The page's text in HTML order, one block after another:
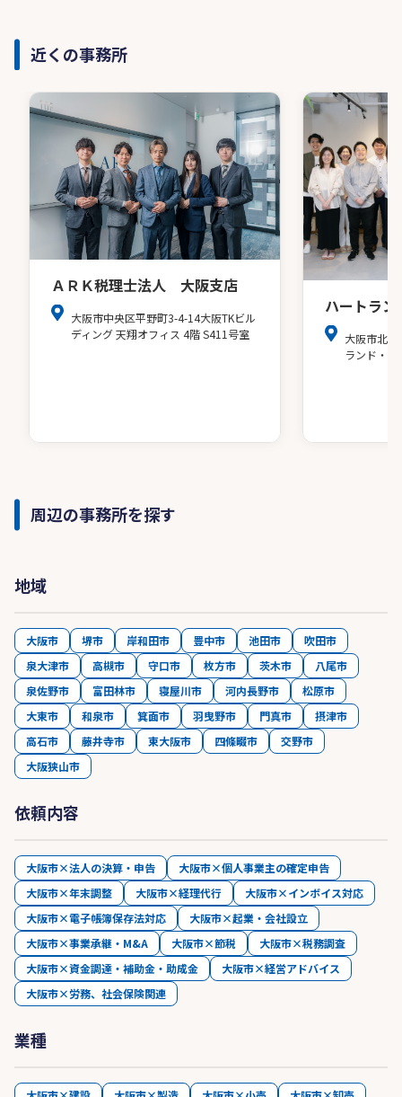
近くの事務所
ＡＲＫ税理士法人 大阪支店
大阪市中央区平野町3-4-14大阪TKビル
ディング 天翔オフィス 4階 S411号室
ハートラ
大阪市北
ランド・
周辺の事務所を探す
地域
大阪市 堺市 岸和田市 豊中市 池田市
吹田市
泉大津市
高槻市 守口市 枚方市 茨木市
八尾市
泉佐野市
富田林市 寝屋川市 河内長野市
松原市
大東市
和泉市 箕面市 羽曳野市 門真市
摂津市
高石市
藤井寺市 東大阪市 四條畷市
交野市
大阪狭山市
依頼内容
大阪市×法人の決算・申告
大阪市×個人事業主の確定申告
大阪市×年末調整
大阪市×経理代行
大阪市×インボイス対応
大阪市×電子帳簿保存法対応
大阪市×起業・会社設立
大阪市×事業承継・M&A
大阪市×節税
大阪市×税務調査
大阪市×資金調達・補助金・助成金
大阪市×経営アドバイス
大阪市×労務、社会保険関連
業種